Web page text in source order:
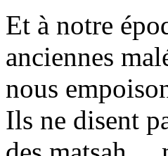
Et à notre
anciennes
nous
Ils ne disent